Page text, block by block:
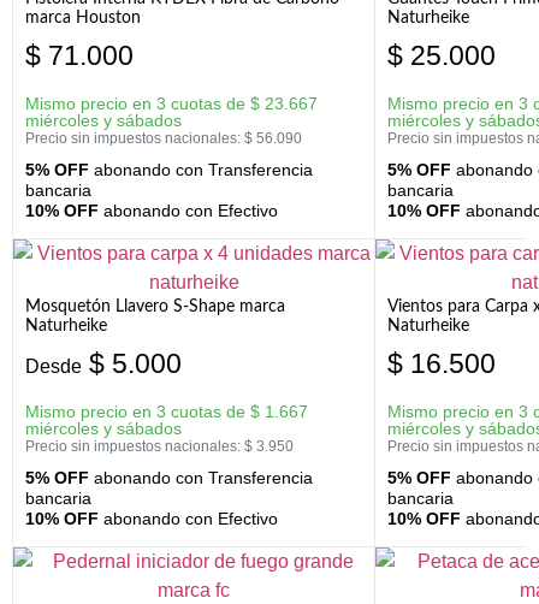
marca Houston
$ 71.000
Mismo precio en 3 cuotas de $ 23.667
miércoles y sábados
Precio sin impuestos nacionales: $ 56.090
5% OFF abonando con Transferencia
bancaria
10% OFF abonando con Efectivo
Naturheike
$ 25.000
Mismo precio en 3
miércoles y
Precio sin impuestos
5% OFF abonando
bancaria
10% OFF
Mosquetón Llavero S-Shape marca
Naturheike
Desde $ 5.000
Mismo precio en 3 cuotas de $ 1.667
miércoles y sábados
Precio sin impuestos nacionales: $ 3.950
5% OFF abonando con Transferencia
bancaria
10% OFF abonando con Efectivo
Vientos para Carpa
Naturheike
$ 16.500
Mismo precio en 3
miércoles y
Precio sin impuestos
5% OFF abonando
bancaria
10% OFF